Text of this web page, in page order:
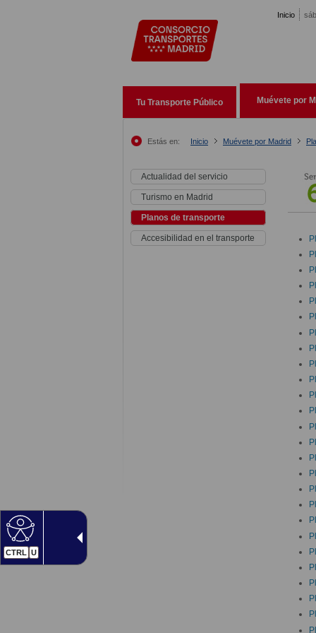
CTRL U
Inicio
Tu Transporte Público Muévete por
Estás en: Inicio Muévete por Madrid
Actualidad del servicio
Turismo en Madrid
Planos de transporte
Accesibilidad en el transporte